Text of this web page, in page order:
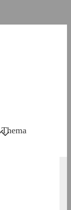
Thema